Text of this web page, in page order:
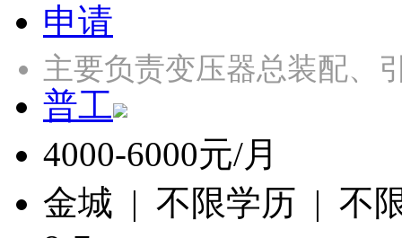
申请
主要负责变压器总装配
普工
4000-6000元/月
金城 | 不限学历 | 不